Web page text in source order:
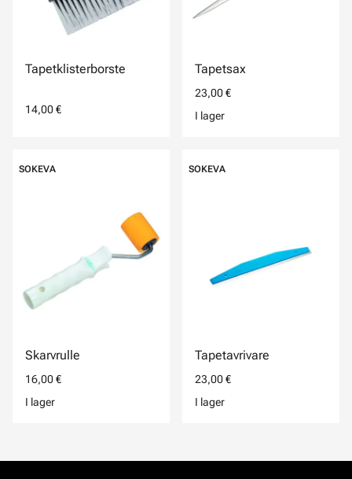
Tapetklisterborste
14,00 €
Tapetsax
23,00 €
I lager
SOKEVA
Skarvrulle
16,00 €
I lager
SOKEVA
Tapetavrivare
23,00 €
I lager